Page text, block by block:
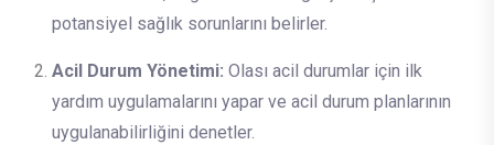
potansiyel sağlık sorunlarını belirler.
Acil Durum Yönetimi: Olası acil durumlar için ilk
yardım uygulamalarını yapar ve acil durum planlarının
uygulanabilirliğini denetler.